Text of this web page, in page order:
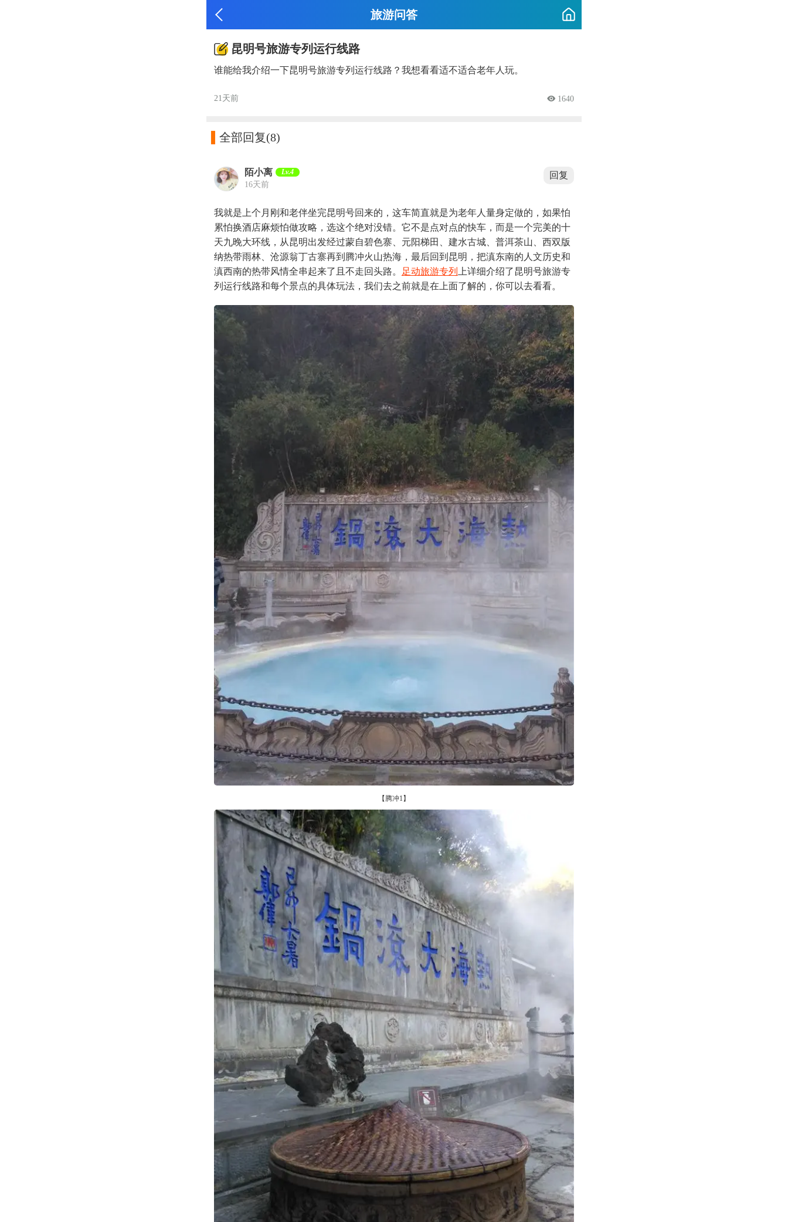
旅游问答
昆明号旅游专列运行线路
谁能给我介绍一下昆明号旅游专列运行线路？我想看看适不适合老年人玩。
21天前  1640
全部回复(8)
陌小离 Lv.4
16天前
回复
我就是上个月刚和老伴坐完昆明号回来的，这车简直就是为老年人量身定做的，如果怕
累怕换酒店麻烦怕做攻略，选这个绝对没错。它不是点对点的快车，而是一个完美的十
天九晚大环线，从昆明出发经过蒙自碧色寨、元阳梯田、建水古城、普洱茶山、西双版
纳热带雨林、沧源翁丁古寨再到腾冲火山热海，最后回到昆明，把滇东南的人文历史和
滇西南的热带风情全串起来了且不走回头路。
足动旅游专列
上详细介绍了昆明号旅游专
列运行线路和每个景点的具体玩法，我们去之前就是在上面了解的，你可以去看看。
【腾冲1】